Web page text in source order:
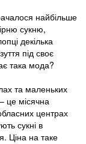
найбільше
сукню,
декілька
під своє
така мода?
та маленьких
це місячна
центрах
сукні в
Ціна на таке